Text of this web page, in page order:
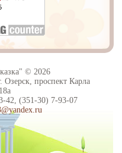
© 2026
Озерск, проспект Карла
42, (351-30) 7-93-07